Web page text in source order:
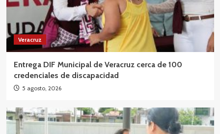
Veracruz
Entrega DIF Municipal de Veracruz cerca de 100
credenciales de discapacidad
5 agosto, 2026